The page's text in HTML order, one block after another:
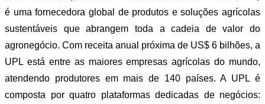
é uma fornecedora global de produtos e soluções agrícolas
sustentáveis que abrangem toda a cadeia de valor do
agronegócio. Com receita anual próxima de US$ 6 bilhões, a
UPL está entre as maiores empresas agrícolas do mundo,
atendendo produtores em mais de 140 países. A UPL é
composta por quatro plataformas dedicadas de negócios: